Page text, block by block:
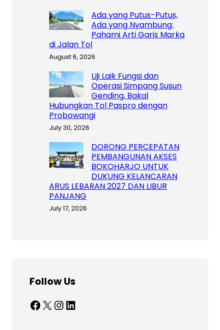
Ada yang Putus-Putus,
Ada yang Nyambung:
Pahami Arti Garis Marka
di Jalan Tol
August 6, 2026
Uji Laik Fungsi dan
Operasi Simpang Susun
Gending, Bakal
Hubungkan Tol Paspro dengan
Probowangi
July 30, 2026
DORONG PERCEPATAN
PEMBANGUNAN AKSES
BOKOHARJO UNTUK
DUKUNG KELANCARAN
ARUS LEBARAN 2027 DAN LIBUR
PANJANG
July 17, 2026
Follow Us
Facebook X InstagramLinkedIn